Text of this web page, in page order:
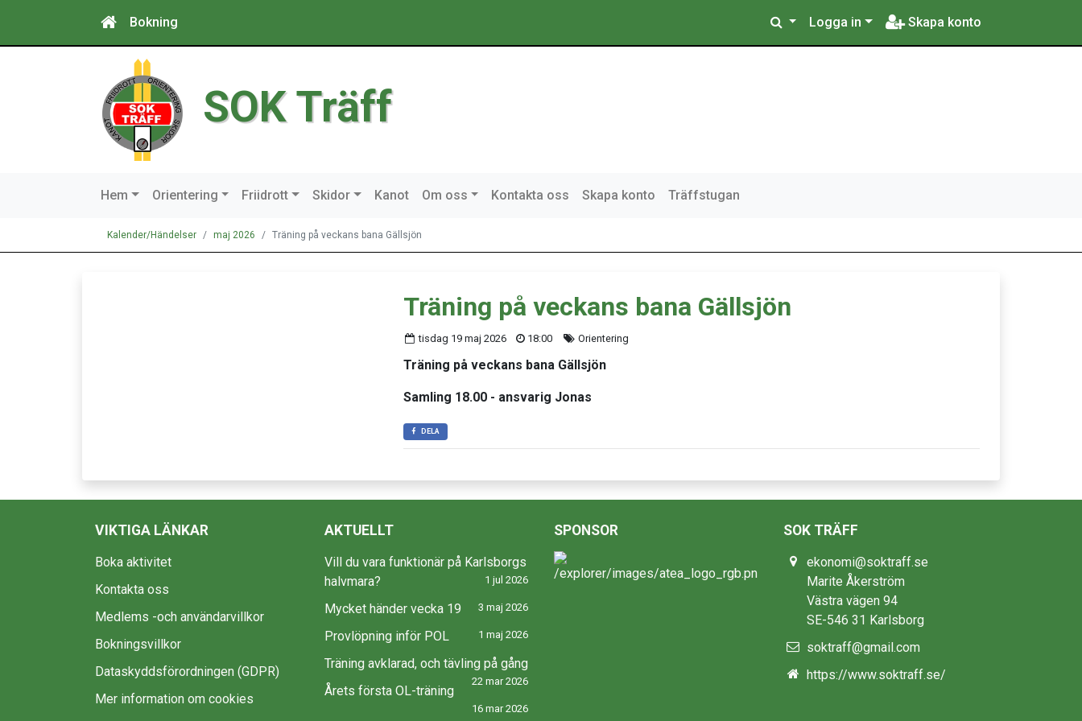
Bokning Logga in Skapa konto
SOK Träff
Hem Orientering Friidrott Skidor Kanot Om oss Kontakta oss Skapa konto Träffstugan
Kalender/Händelser maj 2026 Träning på veckans bana Gällsjön
Träning på veckans bana Gällsjön
tisdag 19 maj 2026 18:00 Orientering
Träning på veckans bana Gällsjön
Samling 18.00 - ansvarig Jonas
DELA
VIKTIGA LÄNKAR
Boka aktivitet
Kontakta oss
Medlems -och användarvillkor
Bokningsvillkor
Dataskyddsförordningen (GDPR)
Mer information om cookies
AKTUELLT
Vill du vara funktionär på Karlsborgs
halvmara?
1 jul 2026
Mycket händer vecka 19 3 maj 2026
Provlöpning inför POL 1 maj 2026
Träning avklarad, och tävling på gång
22 mar 2026
Årets första OL-träning
16 mar 2026
SPONSOR SOK TRÄFF
ekonomi@soktraff.se
Marite Åkerström
Västra vägen 94
SE-546 31 Karlsborg
soktraff@gmail.com
https://www.soktraff.se/